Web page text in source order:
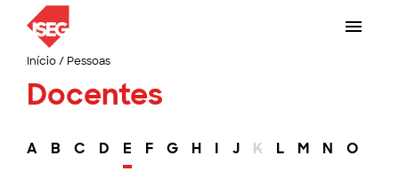
Início/ Pessoas
Docentes
A B C D E F G H I J K L M N O